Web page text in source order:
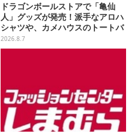
ドラゴンボールストアで「亀仙
人」グッズが発売！派手なアロハ
シャツや、カメハウスのトートバ
ッグなど夏らしいアイテムがズラ
リ
2026.8.7